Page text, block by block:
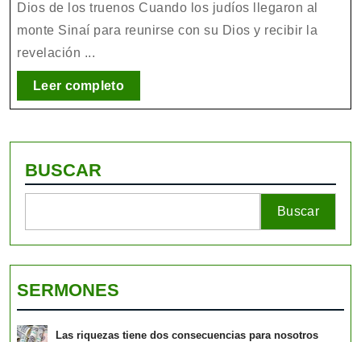
58
Dios de los truenos Cuando los judíos llegaron al
monte Sinaí para reunirse con su Dios y recibir la
revelación ...
Leer completoLeer
completo
BUSCAR
Buscar
SERMONES
Las riquezas tiene dos consecuencias para nosotros